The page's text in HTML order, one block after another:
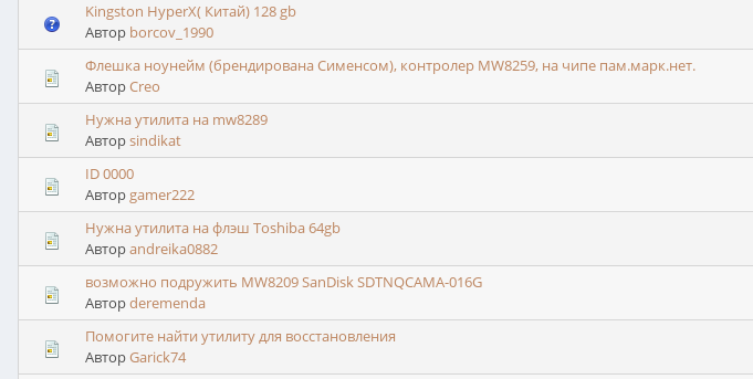
Kingston HyperX( Китай) 128 gb
Автор borcov_1990
Флешка ноунейм (брендирована Сименсом), контролер MW8259, на чипе пам.марк.нет.
АвторCreo
Нужна утилита на mw8289
Авторsindikat
ID 0000
Автор gamer222
Нужна утилита на флэш Toshiba 64gb
Авторandreika0882
возможно подружить MW8209 SanDisk SDTNQCAMA-016G
Авторderemenda
Помогите найти утилиту для восстановления
АвторGarick74